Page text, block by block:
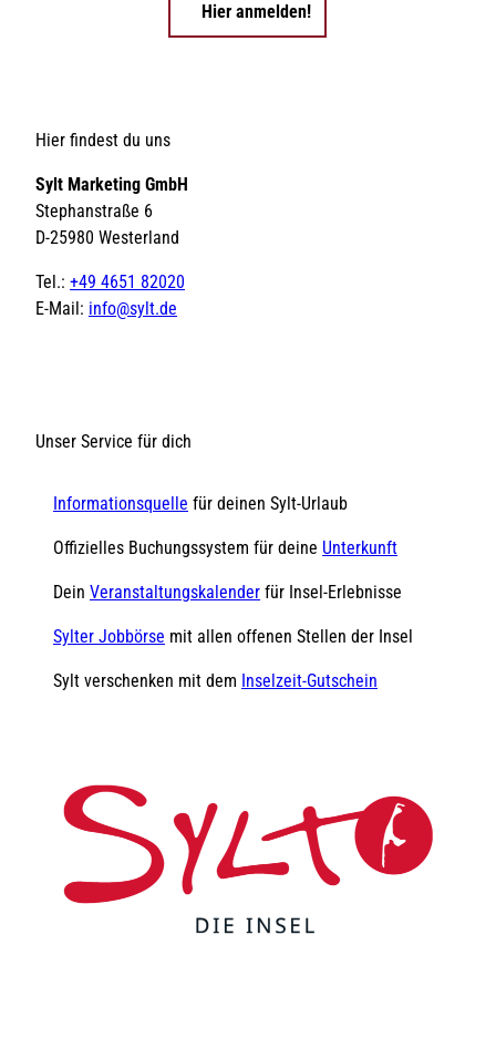
Hier anmelden!
Hier findest du uns
Sylt Marketing GmbH
Stephanstraße 6
D-25980 Westerland
Tel.: +49 4651 82020
E-Mail: info@sylt.de
Unser Service für dich
Informationsquelle für deinen Sylt-Urlaub
Offizielles Buchungssystem für deine Unterkunft
Dein Veranstaltungskalender für Insel-Erlebnisse
Sylter Jobbörse mit allen offenen Stellen der Insel
Sylt verschenken mit dem Inselzeit-Gutschein